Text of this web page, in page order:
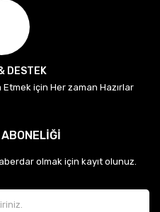
DESTEK
Etmek için Her zaman Hazırlar
olmak için kayıt olunuz.